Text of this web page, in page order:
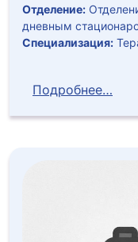
Отделение:
дневным
Специализация:
Подробнее…